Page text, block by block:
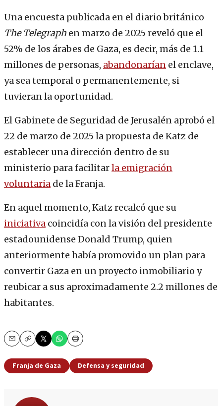
Una encuesta publicada en el diario británico
The Telegraph en marzo de 2025 reveló que el
52% de los árabes de Gaza, es decir, más de 1.1
millones de personas, abandonarían el enclave,
ya sea temporal o permanentemente, si
tuvieran la oportunidad.
El Gabinete de Seguridad de Jerusalén aprobó el
22 de marzo de 2025 la propuesta de Katz de
establecer una dirección dentro de su
ministerio para facilitarla emigración
voluntaria de la Franja.
En aquel momento, Katz recalcó que su
iniciativa coincidía con la visión del presidente
estadounidense Donald Trump, quien
anteriormente había promovido un plan para
convertir Gaza en un proyecto inmobiliario y
reubicar a sus aproximadamente 2.2 millones de
habitantes.
EmailCopy Print
Franja de Gaza Defensa y seguridad